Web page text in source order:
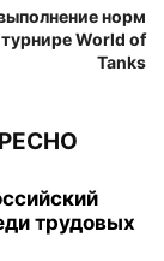
норм
World of
Tanks
трудовых